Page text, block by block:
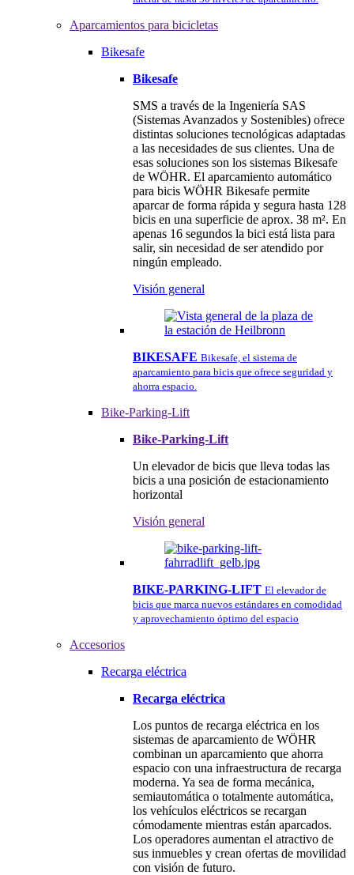
Aparcamientos para bicicletas
Bikesafe
Bikesafe
SMS a través de la Ingeniería SAS
(Sistemas Avanzados y Sostenibles) ofrece
distintas soluciones tecnológicas adaptadas
a las necesidades de sus clientes. Una de
esas soluciones son los sistemas Bikesafe
de WÖHR. El aparcamiento automático
para bicis WÖHR Bikesafe permite
aparcar de forma rápida y segura hasta 128
bicis en una superficie de aprox. 38 m². En
apenas 16 segundos la bici está lista para
salir, sin necesidad de ser atendido por
ningún empleado.
Visión general
BIKESAFE Bikesafe, el sistema de
aparcamiento para bicis que ofrece seguridad y
ahorra espacio.
Bike-Parking-Lift
Bike-Parking-Lift
Un elevador de bicis que lleva todas las
bicis a una posición de estacionamiento
horizontal
Visión general
BIKE-PARKING-LIFT El elevador de
bicis que marca nuevos estándares en comodidad
y aprovechamiento óptimo del espacio
Accesorios
Recarga eléctrica
Recarga eléctrica
Los puntos de recarga eléctrica en los
sistemas de aparcamiento de WÖHR
combinan un aparcamiento que ahorra
espacio con una infraestructura de recarga
moderna. Ya sea de forma mecánica,
semiautomática o totalmente automática,
los vehículos eléctricos se recargan
cómodamente mientras están aparcados.
Los operadores aumentan el atractivo de
sus inmuebles y crean ofertas de movilidad
con visión de futuro.